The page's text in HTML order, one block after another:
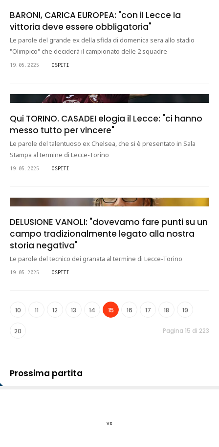
BARONI, CARICA EUROPEA: "con il Lecce la
vittoria deve essere obbligatoria"
Le parole del grande ex della sfida di domenica sera allo stadio
"Olimpico" che deciderà il campionato delle 2 squadre
19.05.2025 OSPITI
Qui TORINO. CASADEI elogia il Lecce: "ci hanno
messo tutto per vincere"
Le parole del talentuoso ex Chelsea, che si è presentato in Sala
Stampa al termine di Lecce-Torino
19.05.2025 OSPITI
DELUSIONE VANOLI: "dovevamo fare punti su un
campo tradizionalmente legato alla nostra
storia negativa"
Le parole del tecnico dei granata al termine di Lecce-Torino
19.05.2025 OSPITI
10 11 12 13 14 15 16 17 18 19
20 Pagina 15 di 223
Prossima partita
vs